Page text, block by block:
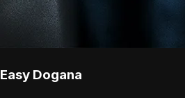
Easy Dogana